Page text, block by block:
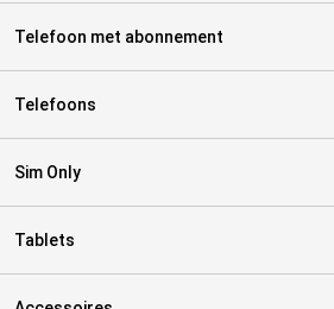
Telefoon met abonnement
Telefoons
Sim Only
Tablets